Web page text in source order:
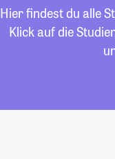
Hier findest du alle
Klick auf die